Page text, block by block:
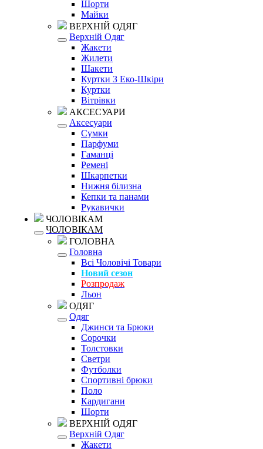
Шорти
Майки
ВЕРХНІЙ ОДЯГ
Верхній Одяг
Жакети
Жилети
Шакети
Куртки З Еко-Шкіри
Куртки
Вітрівки
АКСЕСУАРИ
Аксесуари
Сумки
Парфуми
Гаманці
Ремені
Шкарпетки
Нижня білизна
Кепки та панами
Рукавички
ЧОЛОВІКАМ
ЧОЛОВІКАМ
ГОЛОВНА
Головна
Всі Чоловічі Товари
Новий сезон
Розпродаж
Льон
ОДЯГ
Одяг
Джинси та Брюки
Сорочки
Толстовки
Светри
Футболки
Спортивні брюки
Поло
Кардигани
Шорти
ВЕРХНІЙ ОДЯГ
Верхній Одяг
Жакети